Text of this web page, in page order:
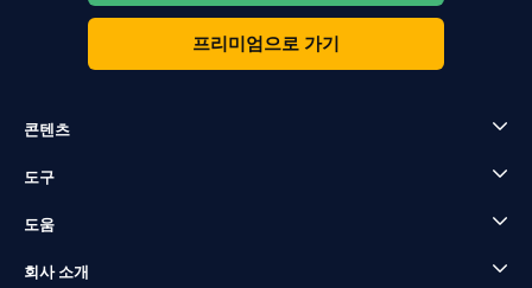
프리미엄으로 가기
콘텐츠
도구
도움
회사 소개